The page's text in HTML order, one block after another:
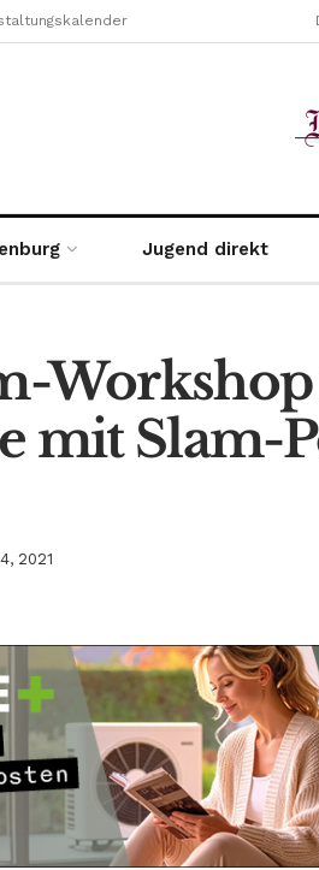
Jugend direkt
mit Slam-
2021